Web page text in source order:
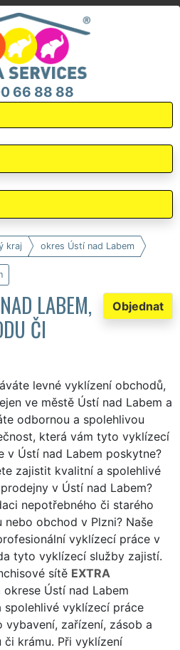
66 88 88
kraj okres Ústí nad Labem
Objednat
LABEM,
ČI
levné vyklízení obchodů,
ve městě Ústí nad Labem a
odbornou a spolehlivou
která vám tyto vyklízecí
v Ústí nad Labem poskytne?
zajistit kvalitní a spolehlivé
v Ústí nad Labem?
nepotřebného či starého
obchod v Plzni? Naše
vyklízecí práce v
tyto vyklízecí služby zajistí.
sítě EXTRA
Ústí nad Labem
vyklízecí práce
vybavení, zařízení, zásob a
krámu. Při vyklízení